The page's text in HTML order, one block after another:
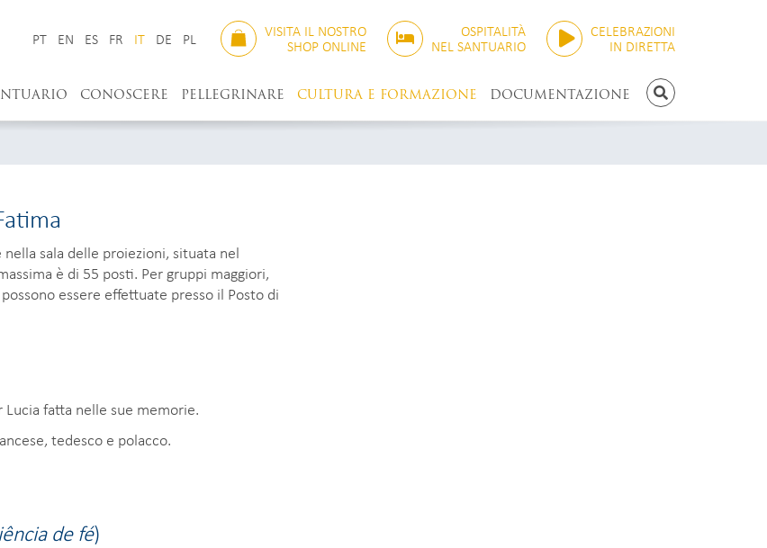
PT EN ES FR IT DE PL VISITA IL NOSTRO
SHOP ONLINE
OSPITALITÀ
NEL SANTUARIO
CELEBRAZIONI
IN DIRETTA
RICERCA
CONOSCERE PELLEGRINARE CULTURA E FORMAZIONE DOCUMENTAZIONE
sala delle proiezioni, situata nel
è di 55 posti. Per gruppi maggiori,
essere effettuate presso il Posto di
fatta nelle sue memorie.
tedesco e polacco.
de fé)